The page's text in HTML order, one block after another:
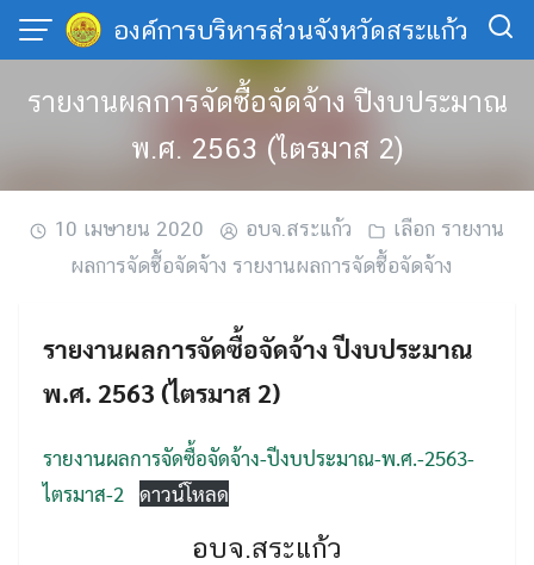
Skip
องค์การบริหารส่วนจังหวัดสระแก้ว
รายงานผลการจัดซื้อจัดจ้าง ปีงบประมาณ
พ.ศ. 2563 (ไตรมาส 2)
10 เมษายน 2020 อบจ.สระแก้ว
เลือก รายงาน
ผลการจัดซื้อจัดจ้าง รายงานผลการจัดซื้อจัดจ้าง
รายงานผลการจัดซื้อจัดจ้าง ปีงบประมาณ
พ.ศ. 2563 (ไตรมาส 2)
รายงานผลการจัดซื้อจัดจ้าง-ปีงบประมาณ-พ.ศ.-2563-
ไตรมาส-2
ดาวน์โหลด
อบจ.สระแก้ว